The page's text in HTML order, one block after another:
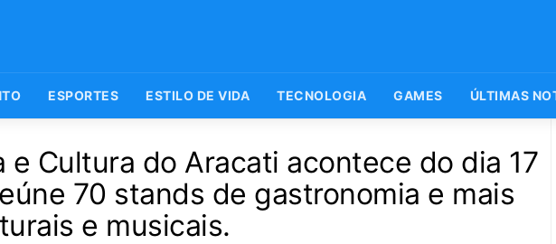
ESPORTES ESTILO DE VIDA TECNOLOGIA GAMES ÚLTIMAS
e Cultura do Aracati acontece do dia 17
70 stands de gastronomia e mais
e musicais.